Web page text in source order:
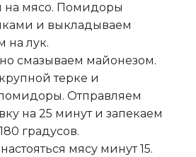
на мясо. Помидоры
и выкладываем
на лук.
смазываем майонезом.
терке и
Отправляем
на 25 минут и запекаем
градусов.
мясу минут 15.